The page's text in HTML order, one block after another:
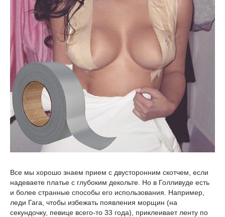
Все мы хорошо знаем прием с двусторонним скотчем, если
надеваете платье с глубоким декольте. Но в Голливуде есть
и более странные способы его использования. Например,
леди Гага, чтобы избежать появления морщин (на
секундочку, певице всего-то 33 года), приклеивает ленту по